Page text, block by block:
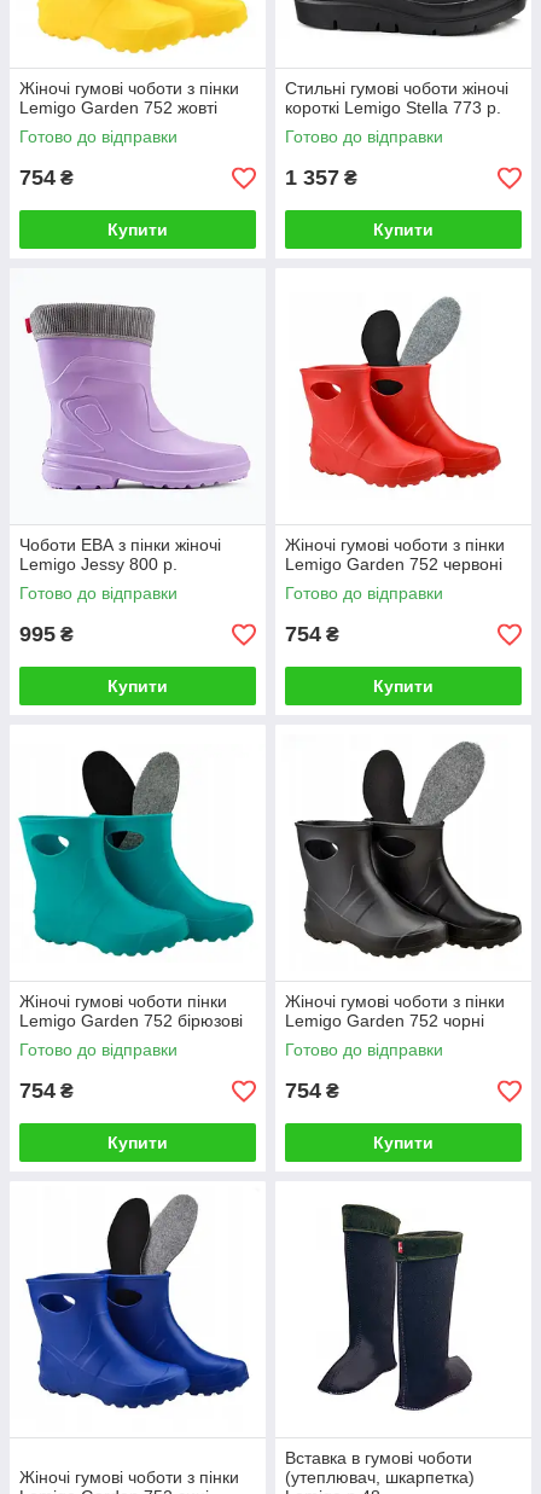
Жіночі гумові чоботи з пінки
Lemigo Garden 752 жовті
Готово до відправки
754 ₴
Купити
Стильні гумові чоботи жіночі
короткі Lemigo Stella 773 р.
Готово до відправки
1 357 ₴
Купити
Чоботи ЕВА з пінки жіночі
Lemigo Jessy 800 р.
Готово до відправки
995 ₴
Купити
Жіночі гумові чоботи з пінки
Lemigo Garden 752 червоні
Готово до відправки
754 ₴
Купити
Жіночі гумові чоботи пінки
Lemigo Garden 752 бірюзові
Готово до відправки
754 ₴
Купити
Жіночі гумові чоботи з пінки
Lemigo Garden 752 чорні
Готово до відправки
754 ₴
Купити
Жіночі гумові чоботи з пінки
Вставка в гумові чоботи
(утеплювач, шкарпетка)